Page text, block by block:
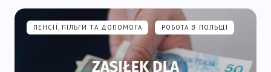
ПЕНСІЇ, ПІЛЬГИ ТА ДОПОМОГА РОБОТА В ПОЛЬЩІ